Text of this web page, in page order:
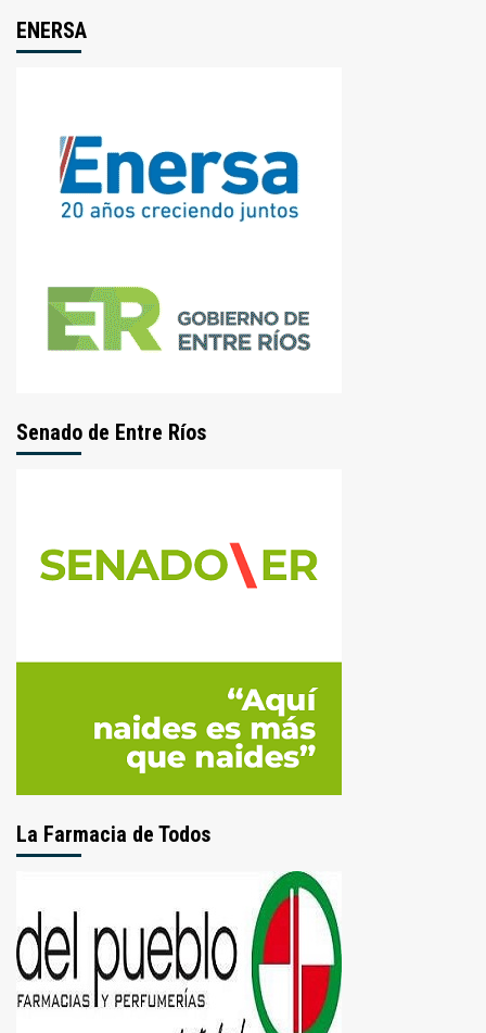
ENERSA
Senado de Entre Ríos
La Farmacia de Todos